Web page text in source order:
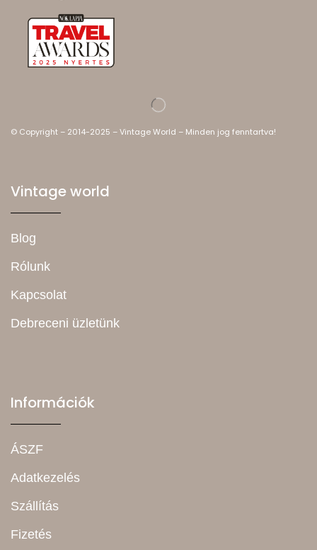
© Copyright – 2014-2025 – Vintage World – Minden jog fenntartva!
Vintage world
Blog
Rólunk
Kapcsolat
Debreceni üzletünk
Információk
ÁSZF
Adatkezelés
Szállítás
Fizetés